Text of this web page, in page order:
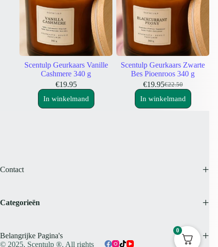
Scentulp Geurkaars Vanille
Cashmere 340 g
€19.95
In winkelmand
Scentulp Geurkaars Zwarte
Bes Pioenroos 340 g
€22.50
Oorspronkelijke
prijs
€19.95Huidige
prijs
In winkelmand
Contact
Categorieën
Belangrijke Pagina's
© 2025, Scentulp ®. All rights
0